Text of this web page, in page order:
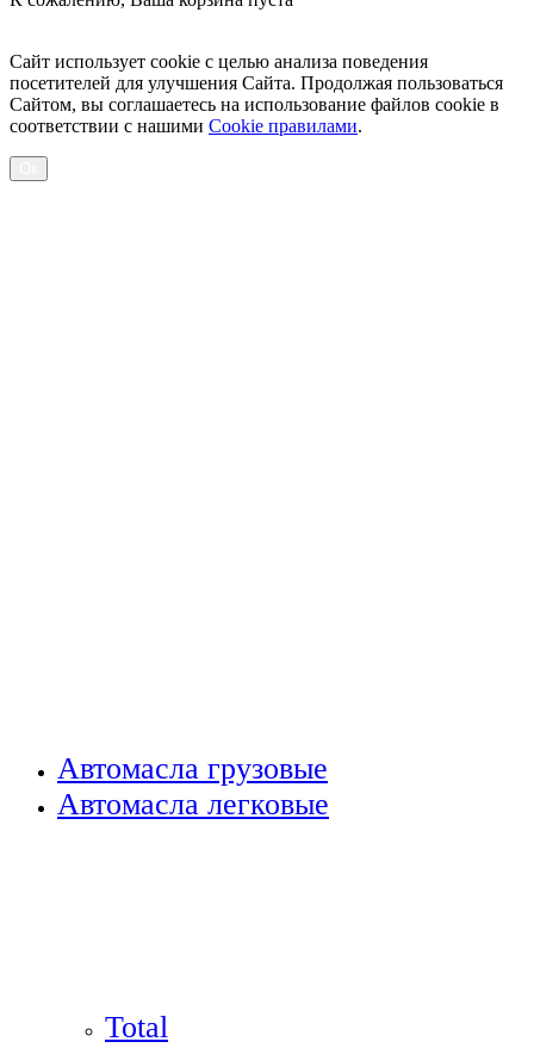
Сайт использует cookie с целью анализа поведения
посетителей для улучшения Сайта. Продолжая пользоваться
Сайтом, вы соглашаетесь на использование файлов cookie в
соответствии с нашими Cookiе правилами.
Автомасла грузовые
Автомасла легковые
Total